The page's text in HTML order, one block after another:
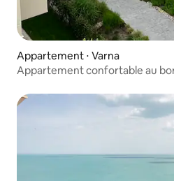
Appartement ⋅ Varna
Appartement confortable au